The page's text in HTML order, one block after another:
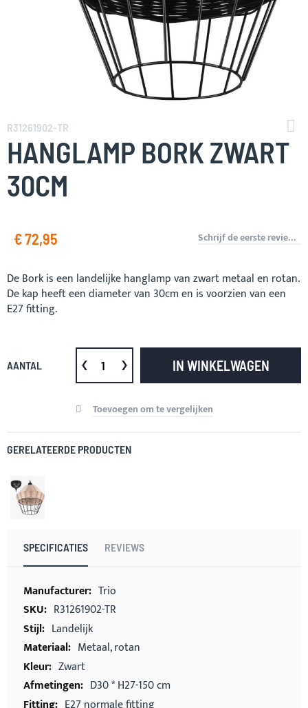
naar
het
begin
van
de
afbeeldingen-
R31261902-TR
HANGLAMP BORK ZWART
30CM
€ 72,95 Schrijf de eerste review over dit product
De Bork is een landelijke hanglamp van zwart metaal en rotan.
De kap heeft een diameter van 30cm en is voorzien van een
E27 fitting.
AANTAL IN WINKELWAGEN
Toevoegen om te vergelijken
GERELATEERDE PRODUCTEN
SPECIFICATIES REVIEWS
Meer
informatie
Trio
R31261902-TR
Landelijk
Metaal, rotan
Zwart
D30 * H27-150 cm